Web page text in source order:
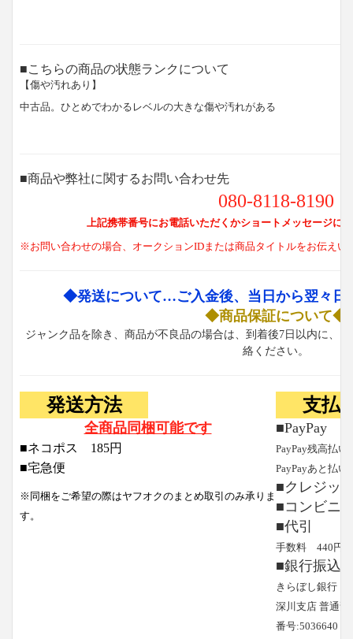
■こちらの商品の状態ランクについて
【傷や汚れあり】
中古品。ひとめでわかるレベルの大きな傷や汚れがある
■商品や弊社に関するお問い合わせ先
080-8118-8190
上記携帯番号にお電話いただくかショートメッセージに
※お問い合わせの場合、オークションIDまたは商品タイトルをお伝えい
◆発送について…ご入金後、当日から翌々日
◆商品保証について◆
ジャンク品を除き、商品が不良品の場合は、到着後7日以内に、
絡ください。
発送方法
全商品同梱可能です
■ネコポス 185円
■宅急便
※同梱をご希望の際はヤフオクのまとめ取引のみ承りま
す。
支払
■PayPay
PayPay残高払い
PayPayあと払い
■クレジッ
■コンビニ
■代引
手数料 440円と
■銀行振込
きらぼし銀行
深川支店 普通預
番号:5036640